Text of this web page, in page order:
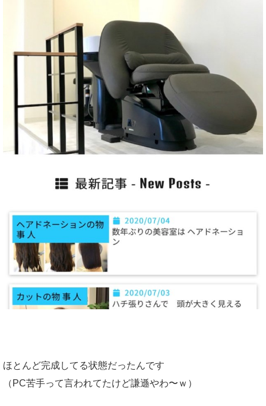
ほとんど完成してる状態だったんです
（PC苦手って言われてたけど謙遜やわ〜ｗ）